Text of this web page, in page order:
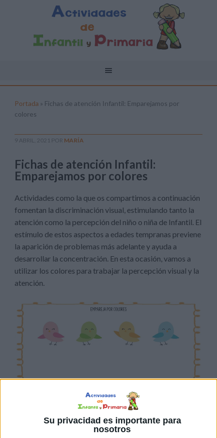
Su privacidad es importante para
nosotros
Portada » Fichas de atención Infantil: Emparejamos por
colores
9 ABRIL, 2021 POR MARÍA
Fichas de atención Infantil:
Emparejamos por colores
Actividades como la que os compartimos a continuación
fomentan la discriminación visual, estimulando tanto la
atención como la percepción del niño o niña de Infantil. El
estímulo de estos aspectos a edades tempranas previene
la aparición de problemas más adelante y ayuda a
desarrollar la concentración. En esta ocasión, vamos a
utilizar los colores para trabajar la percepción visual y la
atención.